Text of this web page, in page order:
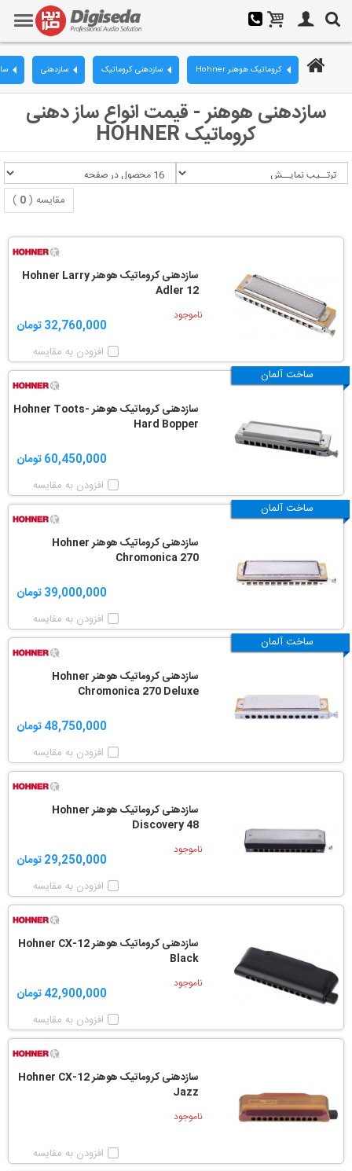
سازدهنی سازدهنی کروماتیک کروماتیک هوهنر Hohner
سازدهنی هوهنر - قیمت انواع ساز دهنی
کروماتیک HOHNER
مقایسه (0
)
سازدهنی کروماتیک هوهنر Hohner Larry
Adler 12
ناموجود
32,760,000 تومان
افزودن به مقایسه
ساخت آلمان
سازدهنی کروماتیک هوهنر Hohner Toots-
Hard Bopper
60,450,000 تومان
افزودن به مقایسه
ساخت آلمان
سازدهنی کروماتیک هوهنر Hohner
Chromonica 270
39,000,000 تومان
افزودن به مقایسه
ساخت آلمان
سازدهنی کروماتیک هوهنر Hohner
Chromonica 270 Deluxe
48,750,000 تومان
افزودن به مقایسه
سازدهنی کروماتیک هوهنر Hohner
Discovery 48
ناموجود
29,250,000 تومان
افزودن به مقایسه
سازدهنی کروماتیک هوهنر Hohner CX-12
Black
ناموجود
42,900,000 تومان
افزودن به مقایسه
سازدهنی کروماتیک هوهنر Hohner CX-12
Jazz
ناموجود
افزودن به مقایسه